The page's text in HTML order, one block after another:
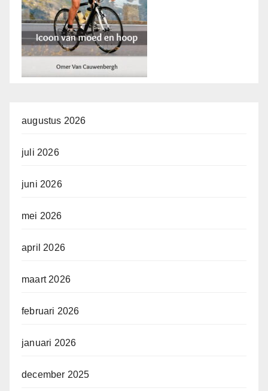
augustus 2026
juli 2026
juni 2026
mei 2026
april 2026
maart 2026
februari 2026
januari 2026
december 2025